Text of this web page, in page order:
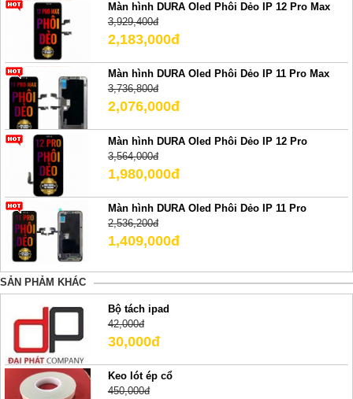
Màn hình DURA Oled Phôi Dẻo IP 12 Pro Max
3,929,400đ
2,183,000đ
Màn hình DURA Oled Phôi Dẻo IP 11 Pro Max
3,736,800đ
2,076,000đ
Màn hình DURA Oled Phôi Dẻo IP 12 Pro
3,564,000đ
1,980,000đ
Màn hình DURA Oled Phôi Dẻo IP 11 Pro
2,536,200đ
1,409,000đ
SẢN PHẢM KHÁC
Bộ tách ipad
42,000đ
30,000đ
Keo lót ép cổ
450,000đ